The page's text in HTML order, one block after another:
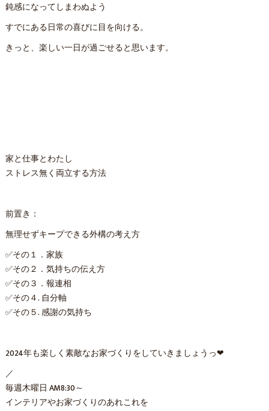
鈍感になってしまわぬよう
すでにある日常の喜びに目を向ける。
きっと、楽しい一日が過ごせると思います。
家と仕事とわたし
ストレス無く両立する方法
前置き：
無理せずキープできる外構の考え方
✅その１．家族
✅その２．気持ちの伝え方
✅その３．報連相
✅その４. 自分軸
✅その５. 感謝の気持ち
2024年も楽しく素敵なお家づくりをしていきましょうっ❤
／
毎週木曜日 AM8:30～
インテリアやお家づくりのあれこれを